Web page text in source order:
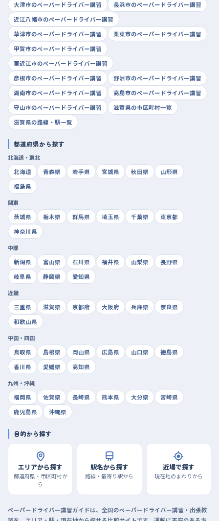
大津市のペーパードライバー講習
長浜市のペーパードライバー講習
近江八幡市のペーパードライバー講習
草津市のペーパードライバー講習
栗東市のペーパードライバー講習
甲賀市のペーパードライバー講習
東近江市のペーパードライバー講習
彦根市のペーパードライバー講習
野洲市のペーパードライバー講習
湖南市のペーパードライバー講習
高島市のペーパードライバー講習
守山市のペーパードライバー講習
滋賀県の市区町村一覧
滋賀県の路線・駅一覧
都道府県から探す
北海道・東北
北海道
青森県 岩手県 宮城県 秋田県
山形県
福島県
関東
茨城県
栃木県 群馬県 埼玉県 千葉県
東京都
神奈川県
中部
新潟県
富山県 石川県 福井県 山梨県
長野県
岐阜県
静岡県 愛知県
近畿
三重県
滋賀県 京都府 大阪府 兵庫県
奈良県
和歌山県
中国・四国
鳥取県
島根県 岡山県 広島県 山口県
徳島県
香川県
愛媛県 高知県
九州・沖縄
福岡県
佐賀県 長崎県 熊本県 大分県
宮崎県
鹿児島県
沖縄県
目的から探す
エリアから探す
都道府県・市区町村か
ら
駅名から探す
路線・最寄り駅から
近場で探す
現在地のまわりから
ペーパードライバー講習ガイドは、全国のペーパードライバー講習・出張教